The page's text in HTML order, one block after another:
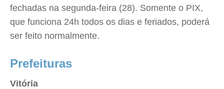
fechadas na segunda-feira (28). Somente o PIX,
que funciona 24h todos os dias e feriados, poderá
ser feito normalmente.
Prefeituras
Vitória